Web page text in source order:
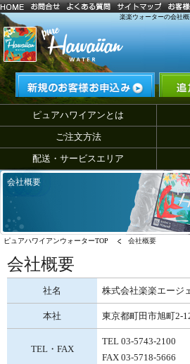
楽楽ウォーターの会社概
ピュアハワイアンとは
ご注文方法
配送・サービスエリア
会社概要
ピュアハワイアンウォーターTOP 会社概要
会社概要
社名 株式会社楽楽エージ
本社 東京都町田市旭町2-
TEL・FAX
TEL 03-5743-2100
FAX 03-5718-5666